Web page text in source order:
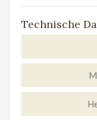
Technische